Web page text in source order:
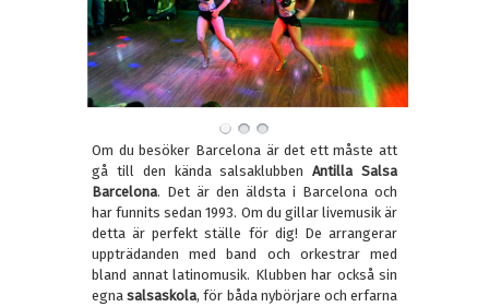
Om du besöker Barcelona är det ett måste att
gå till den kända salsaklubbenAntilla Salsa
Barcelona. Det är den äldsta i Barcelona och
har funnits sedan 1993. Om du gillar livemusik är
detta är perfekt ställe för dig! De arrangerar
uppträdanden med band och orkestrar med
bland annat latinomusik. Klubben har också sin
egnasalsaskola, för båda nybörjare och erfarna